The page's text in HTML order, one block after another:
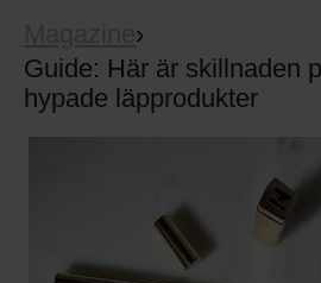
›
Guide: Här är skillnaden
hypade läpprodukter